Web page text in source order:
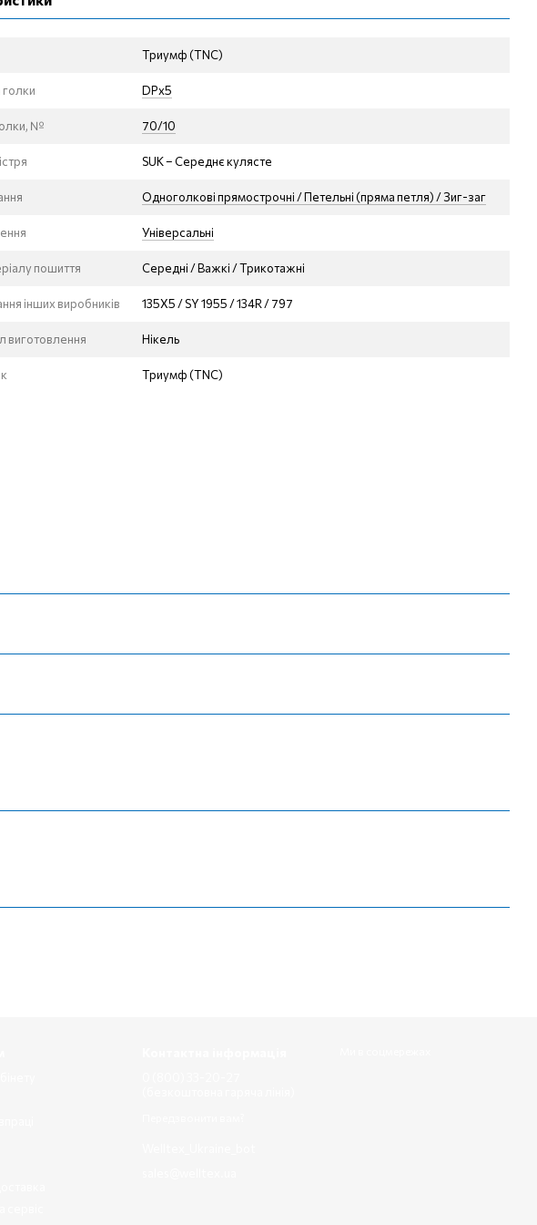
Триумф (TNC)
DPх5
№ 70/10
SUK – Середнє кулясте
Одноголкові прямострочні / Петельні (пряма петля) / Зиг-заг
Універсальні
пошиття Середні / Важкі / Трикотажні
інших виробників 135X5 / SY 1955 / 134R / 797
виготовлення Нікель
Триумф (TNC)